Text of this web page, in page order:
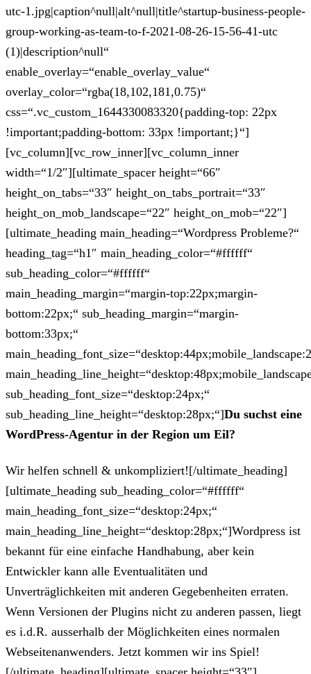
utc-1.jpg|caption^null|alt^null|title^startup-business-people-
group-working-as-team-to-f-2021-08-26-15-56-41-utc
(1)|description^null“
enable_overlay=“enable_overlay_value“
overlay_color=“rgba(18,102,181,0.75)“
css=“.vc_custom_1644330083320{padding-top: 22px
!important;padding-bottom: 33px !important;}“]
[vc_column][vc_row_inner][vc_column_inner
width=“1/2″][ultimate_spacer height=“66″
height_on_tabs=“33″ height_on_tabs_portrait=“33″
height_on_mob_landscape=“22″ height_on_mob=“22″]
[ultimate_heading main_heading=“Wordpress Probleme?“
heading_tag=“h1″ main_heading_color=“#ffffff“
sub_heading_color=“#ffffff“
main_heading_margin=“margin-top:22px;margin-
bottom:22px;“ sub_heading_margin=“margin-
bottom:33px;“
sub_heading_font_size=“desktop:24px;“
sub_heading_line_height=“desktop:28px;“]Du suchst eine
WordPress-Agentur in der Region um Eil?
Wir helfen schnell & unkompliziert![/ultimate_heading]
[ultimate_heading sub_heading_color=“#ffffff“
main_heading_font_size=“desktop:24px;“
main_heading_line_height=“desktop:28px;“]Wordpress ist
bekannt für eine einfache Handhabung, aber kein
Entwickler kann alle Eventualitäten und
Unverträglichkeiten mit anderen Gegebenheiten erraten.
Wenn Versionen der Plugins nicht zu anderen passen, liegt
es i.d.R. ausserhalb der Möglichkeiten eines normalen
Webseitenanwenders. Jetzt kommen wir ins Spiel!